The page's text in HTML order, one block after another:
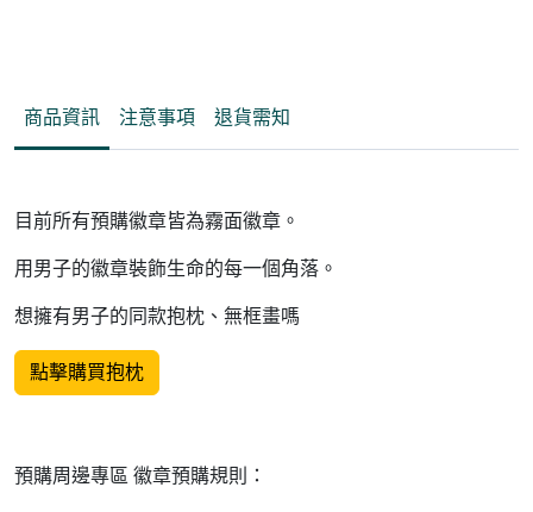
商品資訊 注意事項 退貨需知
目前所有預購徽章皆為霧面徽章。
用男子的徽章裝飾生命的每一個角落。
想擁有男子的同款抱枕、無框畫嗎
點擊購買抱枕
預購周邊專區 徽章預購規則：